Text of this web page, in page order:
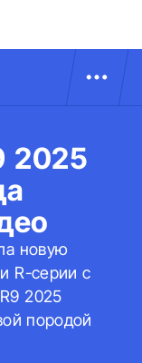
2025
новую
R-серии с
2025
породой